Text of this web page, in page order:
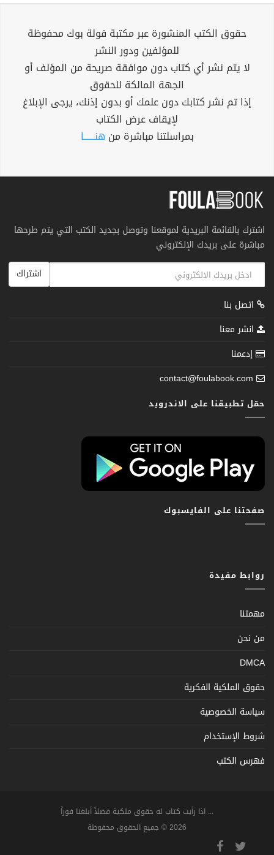
حقوق الكتب المنشورة عبر مكتبة فولة بوك محفوظة
للمؤلفين ودور النشر
لا يتم نشر أي كتاب دون موافقة صريحة من المؤلف أو
الجهة المالكة للحقوق
إذا تم نشر كتابك دون علمك أو بدون إذنك، يرجى الإبلاغ
لإيقاف عرض الكتاب
بمراسلتنا مباشرة من هنــــــا
اشترك بالقائمة البريدية لموقعنا وتوصل بجديد الكتب التي يتم طرحها
مباشرة على بريدك الإلكتروني
اشتراك
اتصل بنا
انشر معنا
إدعمنا
contact@foulabook.com
حمّل تطبيقنا على الاندرويد
صفحتنا على الفايسبوك
روابط مفيدة
مهمتنا
من نحن
DMCA
حقوق الملكية الفكرية
سياسة الخصوصية
شروط الإستخدام
فهرس الكتب
... اذا رأيت كتاب له حقوق ملكية فضلاً أبلغنا فوراً
2026 © جميع الحقوق محفوظة